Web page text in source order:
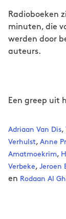
Radioboeken
minuten, die
werden door
auteurs.
Een greep uit
Adriaan Van Dis,
Verhulst, Anne
Amatmoekrim,
Verbeke, Jeroen
en Rodaan Al